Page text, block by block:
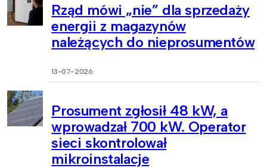
Rząd mówi „nie” dla sprzedaży
energii z magazynów
należących do nieprosumentów
13-07-2026
Prosument zgłosił 48 kW, a
wprowadzał 700 kW. Operator
sieci skontrolował
mikroinstalacje